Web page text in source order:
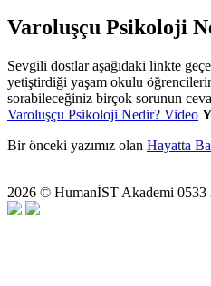
Varoluşçu Psikoloji
Sevgili dostlar aşağıdaki linkte
yetiştirdiği yaşam okulu
sorabileceğiniz birçok sorunun
Varoluşçu Psikoloji Nedir? Video
Bir önceki yazımız olan Hayatta
2026 © HumanİST Akademi 0533